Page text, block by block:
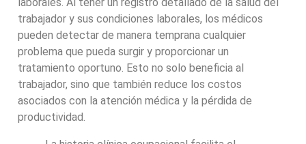
trabajador y sus condiciones laborales, los médicos
pueden detectar de manera temprana cualquier
problema que pueda surgir y proporcionar un
tratamiento oportuno. Esto no solo beneficia al
trabajador, sino que también reduce los costos
asociados con la atención médica y la pérdida de
productividad.